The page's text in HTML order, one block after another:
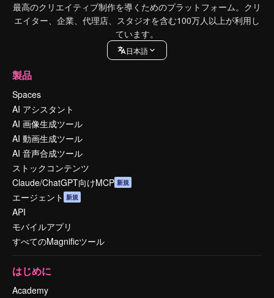
最高のクリエイティブ制作を導くためのプラットフォーム。クリ
エイター、企業、代理店、スタジオを含む100万人以上が利用し
ています。
日本語
製品
Spaces
AI アシスタント
AI 画像生成ツール
AI 動画生成ツール
AI 音声合成ツール
ストックコンテンツ
Claude/ChatGPT向けMCP 新規
エージェント 新規
API
モバイルアプリ
すべてのMagnificツール
はじめに
Academy